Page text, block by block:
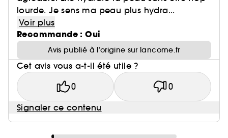
lourde. Je sens ma peau plus hydra...
Voir plus
Recommande : Oui
Avis publié à l’origine sur lancome.fr
Cet avis vous a-t-il été utile ?
0 0
Signaler ce contenu